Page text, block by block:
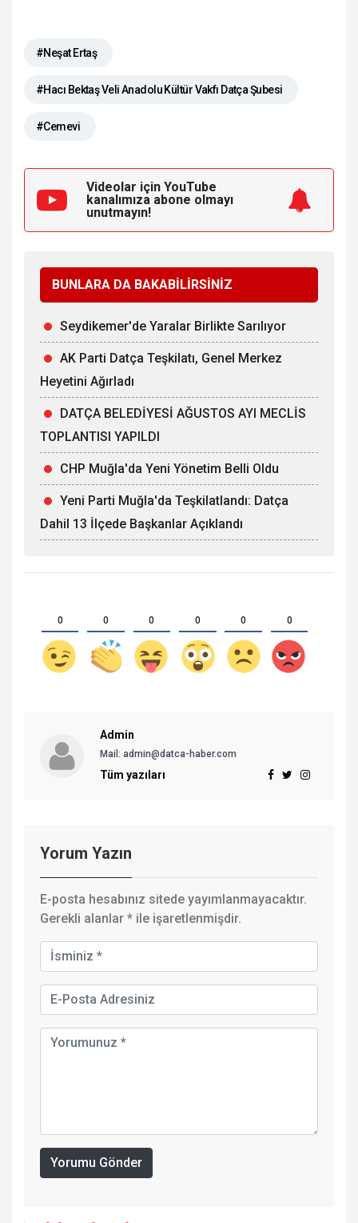
#Neşat Ertaş
#Hacı Bektaş Veli Anadolu Kültür Vakfı Datça Şubesi
#Cemevi
Videolar için YouTube
kanalımıza abone olmayı
unutmayın!
BUNLARA DA BAKABİLİRSİNİZ
Seydikemer'de Yaralar Birlikte Sarılıyor
AK Parti Datça Teşkilatı, Genel Merkez
Heyetini Ağırladı
DATÇA BELEDİYESİ AĞUSTOS AYI MECLİS
TOPLANTISI YAPILDI
CHP Muğla'da Yeni Yönetim Belli Oldu
Yeni Parti Muğla'da Teşkilatlandı: Datça
Dahil 13 İlçede Başkanlar Açıklandı
0 0 0 0 0 0
Admin
Mail: admin@datca-haber.com
Tüm yazıları
Yorum Yazın
E-posta hesabınız sitede yayımlanmayacaktır.
Gerekli alanlar * ile işaretlenmişdir.
Yorumu Gönder